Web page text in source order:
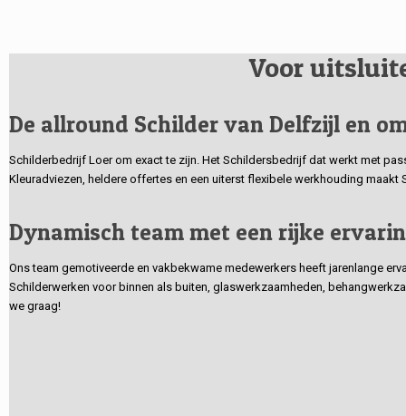
Voor
De allround Schilder van Delfzijl en
Schilderbedrijf Loer om exact te zijn. Het Schildersbedrijf dat werkt met
Kleuradviezen, heldere offertes en een uiterst flexibele werkhouding
Dynamisch team met een rijke
Ons team gemotiveerde en vakbekwame medewerkers heeft jarenlange
Schilderwerken voor binnen als buiten, glaswerkzaamheden,
we graag!